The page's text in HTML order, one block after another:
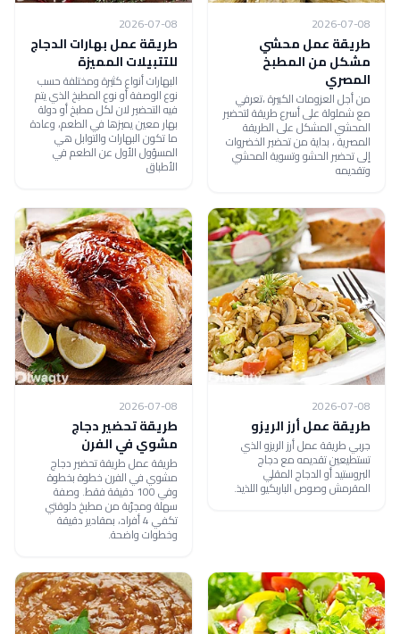
2026-07-08
طريقة عمل محشي
مشكل من المطبخ
المصري
من أجل العزومات الكبيرة ،تعرفي
مع شملولة على أسرع طريقة لتحضير
المحشي المشكل على الطريقة
المصرية ، بداية من تحضير الخضروات
إلى تحضير الحشو وتسوية المحشي
وتقديمه
2026-07-08
طريقة عمل بهارات الدجاج
للتتبيلات المميزة
البهارات أنواع كثيرة ومختلفة حسب
نوع الوصفة أو نوع المطبخ الذي يتم
فيه التحضير لان لكل مطبخ أو دولة
بهار معين يميزها في الطعم، وعادة
ما تكون البهارات والتوابل هي
المسؤول الأول عن الطعم في
الأطباق
2026-07-08
طريقة عمل أرز الريزو
جربي طريقة عمل أرز الريزو الذي
تستطيعين تقديمه مع دجاج
البروستيد أو الدجاج المقلي
المقرمش وصوص الباربكيو اللذيذ.
2026-07-08
طريقة تحضير دجاج
مشوي في الفرن
طريقة عمل طريقة تحضير دجاج
مشوي في الفرن خطوة بخطوة
وفي 100 دقيقة فقط. وصفة
سهلة ومجرّبة من مطبخ دلوقتي
تكفي 4 أفراد، بمقادير دقيقة
وخطوات واضحة.